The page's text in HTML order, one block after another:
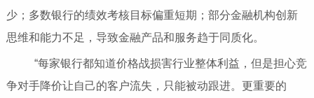
少；多数银行的绩效考核目标偏重短期；部分金融机构创新
思维和能力不足，导致金融产品和服务趋于同质化。
“每家银行都知道价格战损害行业整体利益，但是担心竞
争对手降价让自己的客户流失，只能被动跟进。更重要的